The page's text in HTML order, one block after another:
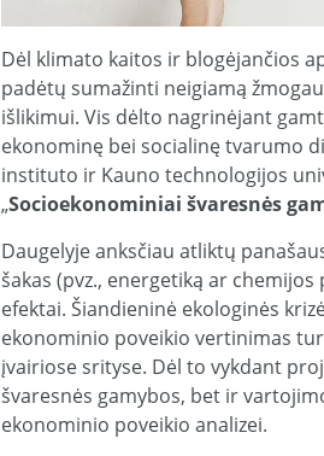
Dėl klimato kaitos ir blogėjančios
padėtų sumažinti neigiamą
išlikimui. Vis dėlto nagrinėjant
ekonominę bei socialinę tvarumo
instituto ir Kauno technologijos
„Socioekonominiai švaresnės
Daugelyje anksčiau atliktų
šakas (pvz., energetiką ar
efektai. Šiandieninė ekologinės
ekonominio poveikio vertinimas
įvairiose srityse. Dėl to vykdant
švaresnės gamybos, bet ir
ekonominio poveikio analizei.